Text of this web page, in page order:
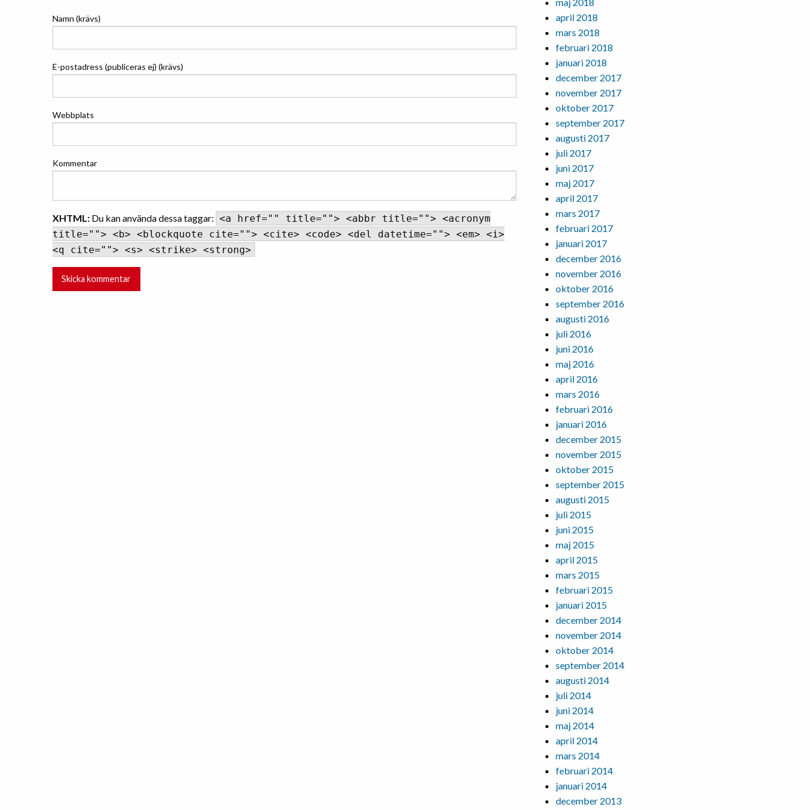
Namn (krävs)
E-postadress (publiceras ej) (krävs)
Webbplats
Kommentar
XHTML: Du kan använda dessa taggar: <a href="" title=""> <abbr title=""> <acronym
title=""> <b> <blockquote cite=""> <cite> <code> <del datetime=""> <em> <i>
<q cite=""> <s> <strike> <strong>
april 2018
mars 2018
februari 2018
januari 2018
december 2017
november 2017
oktober 2017
september 2017
augusti 2017
juli 2017
juni 2017
maj 2017
april 2017
mars 2017
februari 2017
januari 2017
december 2016
november 2016
oktober 2016
september 2016
augusti 2016
juli 2016
juni 2016
maj 2016
april 2016
mars 2016
februari 2016
januari 2016
december 2015
november 2015
oktober 2015
september 2015
augusti 2015
juli 2015
juni 2015
maj 2015
april 2015
mars 2015
februari 2015
januari 2015
december 2014
november 2014
oktober 2014
september 2014
augusti 2014
juli 2014
juni 2014
maj 2014
april 2014
mars 2014
februari 2014
januari 2014
december 2013